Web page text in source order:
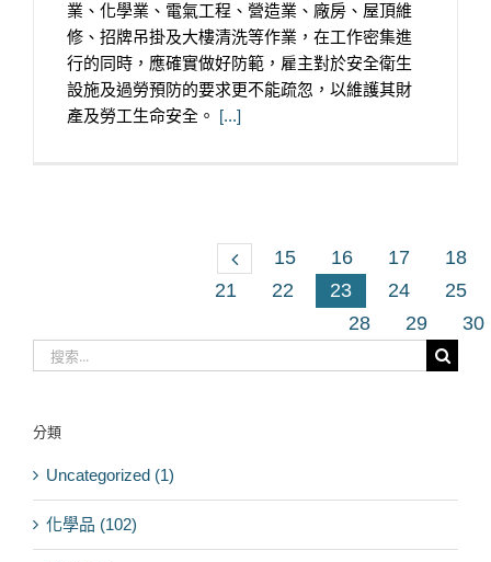
業、化學業、電氣工程、營造業、廠房、屋頂維
修、招牌吊掛及大樓清洗等作業，在工作密集進
行的同時，應確實做好防範，雇主對於安全衛生
設施及過勞預防的要求更不能疏忽，以維護其財
產及勞工生命安全。
[...]
15 16 17
18
21
22 23 24
25
28
29 30
果：
分類
Uncategorized (1)
化學品 (102)